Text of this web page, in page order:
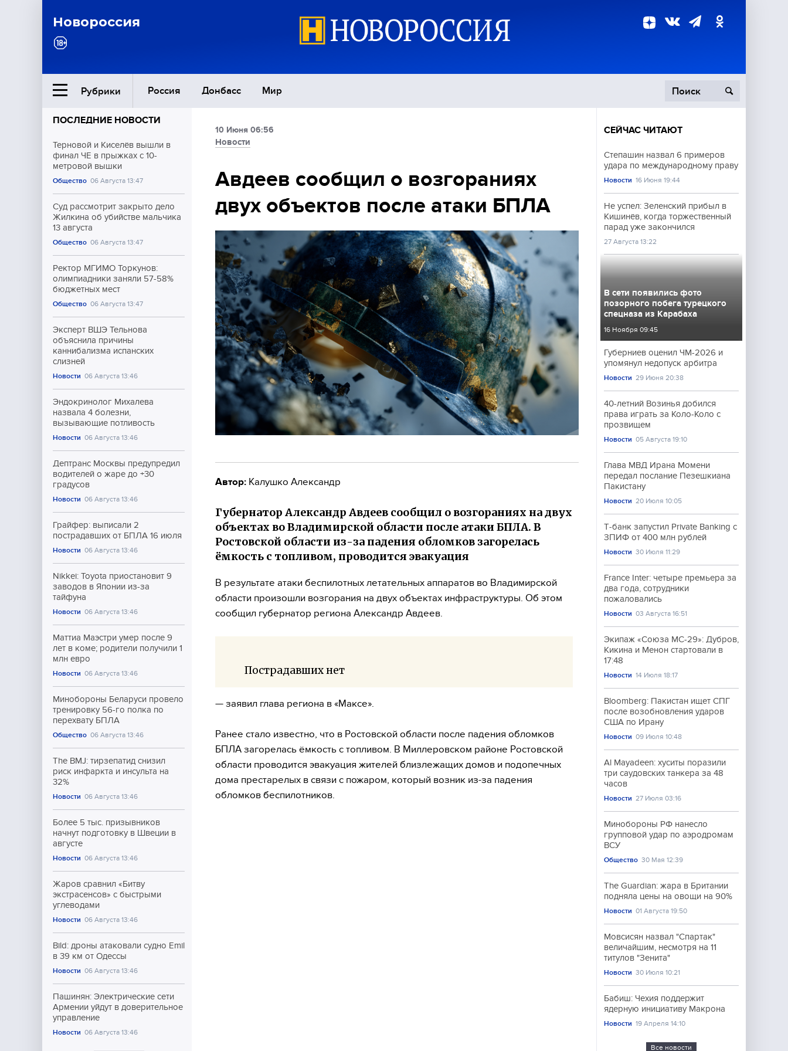
Новороссия
Рубрики Россия Донбасс Мир
Ближний Восток
Общество
Экономика
Происшествия
Культура
Спорт
ПОСЛЕДНИЕ НОВОСТИ
Терновой и Киселёв вышли в
финал ЧЕ в прыжках с 10-
метровой вышки
Общество 06 Августа 13:47
Суд рассмотрит закрыто дело
Жилкина об убийстве мальчика
13 августа
Общество 06 Августа 13:47
Ректор МГИМО Торкунов:
олимпиадники заняли 57-58%
бюджетных мест
Общество 06 Августа 13:47
Эксперт ВШЭ Тельнова
объяснила причины
каннибализма испанских
слизней
Новости 06 Августа 13:46
Эндокринолог Михалева
назвала 4 болезни,
вызывающие потливость
Новости 06 Августа 13:46
Дептранс Москвы предупредил
водителей о жаре до +30
градусов
Новости 06 Августа 13:46
Грайфер: выписали 2
пострадавших от БПЛА 16 июля
Новости 06 Августа 13:46
Nikkei: Toyota приостановит 9
заводов в Японии из-за
тайфуна
Новости 06 Августа 13:46
Маттиа Маэстри умер после 9
лет в коме; родители получили 1
млн евро
Новости 06 Августа 13:46
Минобороны Беларуси провело
тренировку 56-го полка по
перехвату БПЛА
Общество 06 Августа 13:46
The BMJ: тирзепатид снизил
риск инфаркта и инсульта на
32%
Новости 06 Августа 13:46
Более 5 тыс. призывников
начнут подготовку в Швеции в
августе
Новости 06 Августа 13:46
Жаров сравнил «Битву
экстрасенсов» с быстрыми
углеводами
Новости 06 Августа 13:46
Bild: дроны атаковали судно Emil
в 39 км от Одессы
Новости 06 Августа 13:46
Пашинян: Электрические сети
Армении уйдут в доверительное
управление
Новости 06 Августа 13:46
10 Июня 06:56
Новости
Авдеев сообщил о возгораниях
двух объектов после атаки БПЛА
Автор: Калушко Александр
Губернатор Александр Авдеев сообщил о возгораниях на двух
объектах во Владимирской области после атаки БПЛА. В
Ростовской области из-за падения обломков загорелась
ёмкость с топливом, проводится эвакуация
В результате атаки беспилотных летательных аппаратов во Владимирской
области произошли возгорания на двух объектах инфраструктуры. Об этом
сообщил губернатор региона Александр Авдеев.
Пострадавших нет
— заявил глава региона в «Максе».
Ранее стало известно, что в Ростовской области после падения обломков
БПЛА загорелась ёмкость с топливом. В Миллеровском районе Ростовской
области проводится эвакуация жителей близлежащих домов и подопечных
дома престарелых в связи с пожаром, который возник из-за падения
обломков беспилотников.
СЕЙЧАС ЧИТАЮТ
Степашин назвал 6 примеров
удара по международному праву
Новости 16 Июня 19:44
Не успел: Зеленский прибыл в
Кишинёв, когда торжественный
парад уже закончился
27 Августа 13:22
В сети появились фото
позорного побега турецкого
спецназа из Карабаха
16 Ноября 09:45
Губерниев оценил ЧМ-2026 и
упомянул недопуск арбитра
Новости 29 Июня 20:38
40-летний Возинья добился
права играть за Коло-Коло с
прозвищем
Новости 05 Августа 19:10
Глава МВД Ирана Момени
передал послание Пезешкиана
Пакистану
Новости 20 Июля 10:05
Т‑банк запустил Private Banking с
ЗПИФ от 400 млн рублей
Новости 30 Июля 11:29
France Inter: четыре премьера за
два года, сотрудники
пожаловались
Новости 03 Августа 16:51
Экипаж «Союза МС-29»: Дубров,
Кикина и Менон стартовали в
17:48
Новости 14 Июля 18:17
Bloomberg: Пакистан ищет СПГ
после возобновления ударов
США по Ирану
Новости 09 Июля 10:48
Al Mayadeen: хуситы поразили
три саудовских танкера за 48
часов
Новости 27 Июля 03:16
Минобороны РФ нанесло
групповой удар по аэродромам
ВСУ
Общество 30 Мая 12:39
The Guardian: жара в Британии
подняла цены на овощи на 90%
Новости 01 Августа 19:50
Мовсисян назвал "Спартак"
величайшим, несмотря на 11
титулов "Зенита"
Новости 30 Июля 10:21
Бабиш: Чехия поддержит
ядерную инициативу Макрона
Новости 19 Апреля 14:10
Все новости